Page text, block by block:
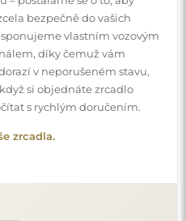
zatímco montáž je
každého prostoru
příslušenství. To vám
nebo háčky, které
a potřebám.